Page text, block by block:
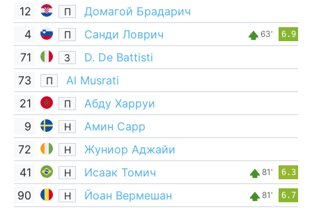
12
П
Домагой Брадарич
4
П Санди Ловрич 63' 6.9
71 З
D. De Battisti
73
П
Al Musrati
21
П
Абду Харруи
9
Н
Амин Сарр
72
Н
Жуниор Аджайи
41
Н Исаак Томич 81' 6.3
90 Н Йоан Вермешан 81' 6.7